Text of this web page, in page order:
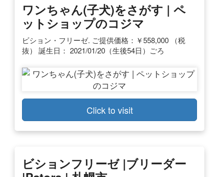
ワンちゃん(子犬)をさがす | ペ
ットショップのコジマ
ビション・フリーゼ. ご提供価格：￥558,000 （税
抜） 誕生日： 2021/01/20（生後54日）ごろ
Click to visit
ビションフリーゼ |ブリーダー